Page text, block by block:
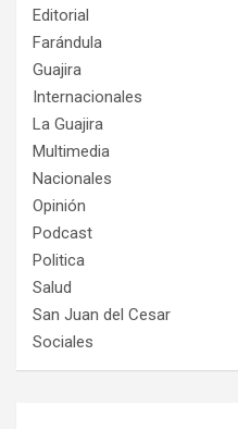
Editorial
Farándula
Guajira
Internacionales
La Guajira
Multimedia
Nacionales
Opinión
Podcast
Politica
Salud
San Juan del Cesar
Sociales